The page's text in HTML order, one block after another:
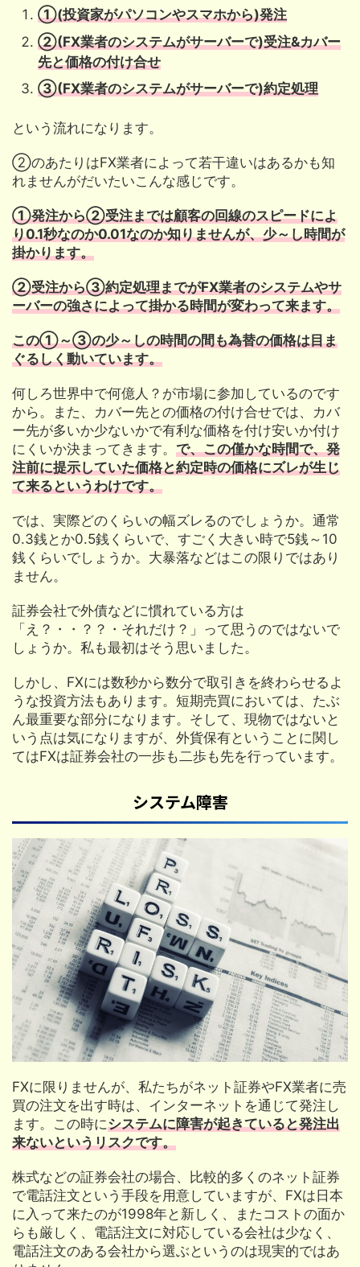
①(投資家がパソコンやスマホから)発注
②(FX業者のシステムがサーバーで)受注&カバー
先と価格の付け合せ
③(FX業者のシステムがサーバーで)約定処理
という流れになります。
②のあたりはFX業者によって若干違いはあるかも知
れませんがだいたいこんな感じです。
①発注から②受注までは顧客の回線のスピードによ
り0.1秒なのか0.01なのか知りませんが、少～し時間が
掛かります。
②受注から③約定処理までがFX業者のシステムやサ
ーバーの強さによって掛かる時間が変わって来ます。
この①～③の少～しの時間の間も為替の価格は目ま
ぐるしく動いています。
何しろ世界中で何億人？が市場に参加しているのです
から。また、カバー先との価格の付け合せでは、カバ
ー先が多いか少ないかで有利な価格を付け安いか付け
にくいか決まってきます。 で、この僅かな時間で、発
注前に提示していた価格と約定時の価格にズレが生じ
て来るというわけです。
では、実際どのくらいの幅ズレるのでしょうか。通常
0.3銭とか0.5銭くらいで、すごく大きい時で5銭～10
銭くらいでしょうか。大暴落などはこの限りではあり
ません。
証券会社で外債などに慣れている方は
「え？・・？？・それだけ？」って思うのではないで
しょうか。私も最初はそう思いました。
しかし、FXには数秒から数分で取引きを終わらせるよ
うな投資方法もあります。短期売買においては、たぶ
ん最重要な部分になります。そして、現物ではないと
いう点は気になりますが、外貨保有ということに関し
てはFXは証券会社の一歩も二歩も先を行っています。
システム障害
FXに限りませんが、私たちがネット証券やFX業者に売
買の注文を出す時は、インターネットを通じて発注し
ます。この時にシステムに障害が起きていると発注出
来ないというリスクです。
株式などの証券会社の場合、比較的多くのネット証券
で電話注文という手段を用意していますが、FXは日本
に入って来たのが1998年と新しく、またコストの面か
らも厳しく、電話注文に対応している会社は少なく、
電話注文のある会社から選ぶというのは現実的ではあ